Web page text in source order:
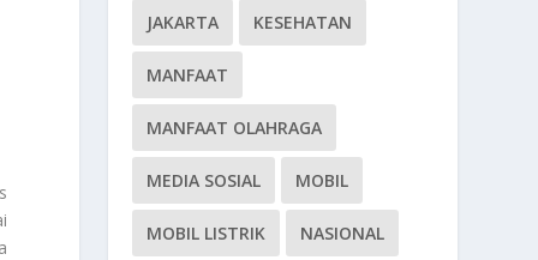
JAKARTA KESEHATAN
MANFAAT
MANFAAT OLAHRAGA
MEDIA SOSIAL MOBIL
MOBIL LISTRIK NASIONAL